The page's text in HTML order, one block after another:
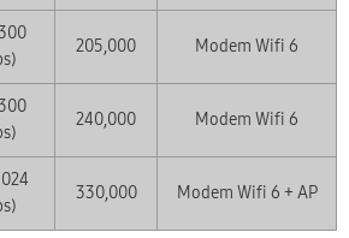
205,000 Modem Wifi 6
240,000 Modem Wifi 6
330,000 Modem Wifi 6 + AP